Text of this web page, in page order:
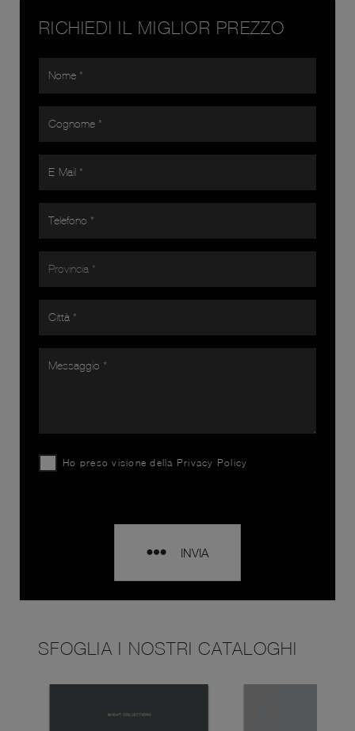
RICHIEDI IL MIGLIOR PREZZO
Ho preso visione della Privacy Policy
INVIA
SFOGLIA I NOSTRI CATALOGHI